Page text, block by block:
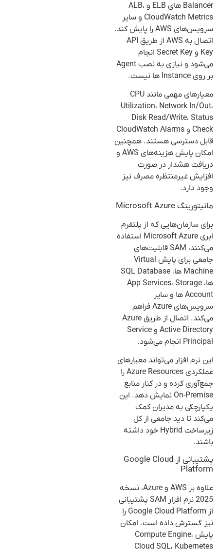
Balancer های ELB و ALB،
CloudWatch Metrics و سایر
سرویس‌های AWS را پایش کند.
اتصال به AWS از طریق API
Key و Secret Key انجام
می‌شود و نیازی به نصب Agent
بر روی Instance ها نیست.
معیارهای مهمی مانند CPU
Utilization، Network In/Out،
Disk Read/Write، Status
Check و CloudWatch Alarms
قابل دسترسی هستند. همچنین
امکان پایش هزینه‌های AWS و
دریافت هشدار در صورت
افزایش غیرمنتظره مصرف نیز
وجود دارد.
مانیتورینگ Microsoft Azure
برای سازمان‌هایی که از پلتفرم
ابری Microsoft Azure استفاده
می‌کنند، SAM قابلیت‌های
جامعی برای پایش Virtual
Machine ها، SQL Database
ها، App Services، Storage
Account ها و سایر
سرویس‌های Azure فراهم
می‌کند. اتصال از طریق Azure
Active Directory و Service
Principal انجام می‌شود.
این نرم افزار می‌تواند معیارهای
عملکردی Azure Resources را
جمع‌آوری کرده و در کنار منابع
On-Premise نمایش دهد. این
یکپارچگی به مدیران کمک
می‌کند تا دید جامعی از کل
زیرساخت Hybrid خود داشته
باشند.
پشتیبانی از Google Cloud
Platform
علاوه بر AWS و Azure، نسخه
2025 نرم افزار SAM پشتیبانی
از Google Cloud Platform را
نیز گسترش داده است. امکان
پایش Compute Engine،
Cloud SQL، Kubernetes